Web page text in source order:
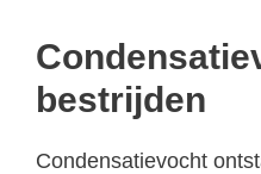
bestrijden
Condensatievocht